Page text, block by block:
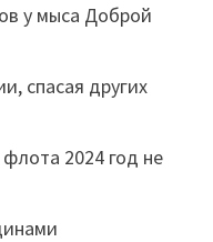
у мыса Доброй
спасая других
2024 год не